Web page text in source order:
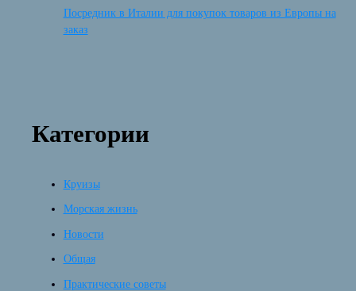
Посредник в Италии для покупок товаров из Европы на
заказ
Категории
Круизы
Морская жизнь
Новости
Общая
Практические советы